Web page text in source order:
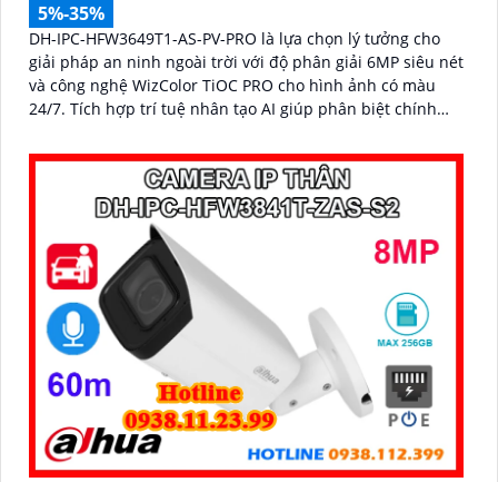
5%-35%
DH-IPC-HFW3649T1-AS-PV-PRO là lựa chọn lý tưởng cho
giải pháp an ninh ngoài trời với độ phân giải 6MP siêu nét
và công nghệ WizColor TiOC PRO cho hình ảnh có màu
24/7. Tích hợp trí tuệ nhân tạo AI giúp phân biệt chính
hình linh hoạt với khe thẻ nhớ lên đến 512GB